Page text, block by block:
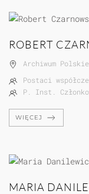
ROBERT
Archiwum
Postaci
P. Inst.
WIĘCEJ
MARIA